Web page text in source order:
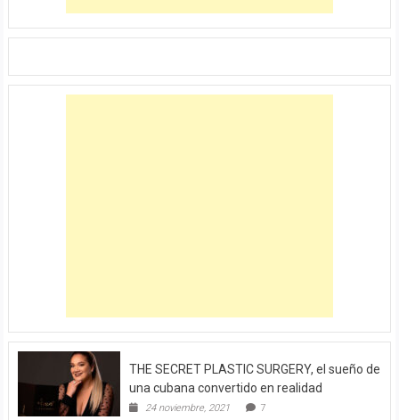
THE SECRET PLASTIC SURGERY, el sueño de
una cubana convertido en realidad
24 noviembre, 2021 7